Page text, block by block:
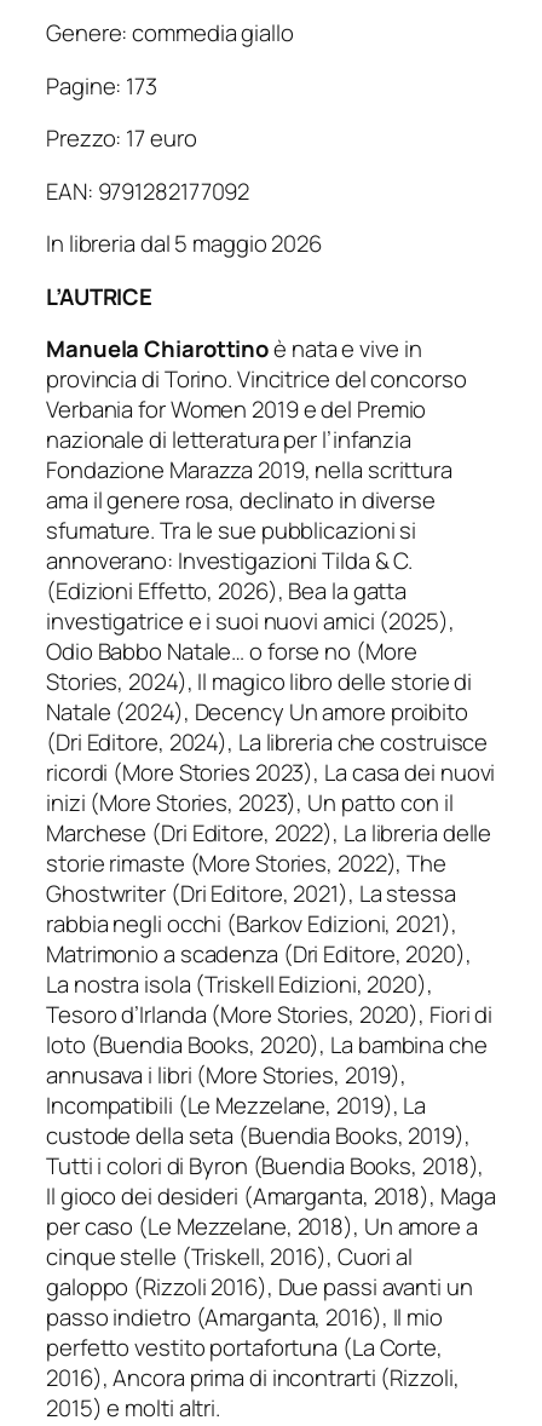
Genere: commedia giallo
Pagine: 173
Prezzo: 17 euro
EAN: 9791282177092
In libreria dal 5 maggio 2026
L’AUTRICE
Manuela Chiarottinoè nata e vive in
provincia di Torino. Vincitrice del concorso
Verbania for Women 2019 e del Premio
nazionale di letteratura per l’infanzia
Fondazione Marazza 2019, nella scrittura
ama il genere rosa, declinato in diverse
sfumature. Tra le sue pubblicazioni si
annoverano: Investigazioni Tilda & C.
(Edizioni Effetto, 2026), Bea la gatta
investigatrice e i suoi nuovi amici (2025),
Odio Babbo Natale… o forse no (More
Stories, 2024), Il magico libro delle storie di
Natale (2024), Decency Un amore proibito
(Dri Editore, 2024), La libreria che costruisce
ricordi (More Stories 2023), La casa dei nuovi
inizi (More Stories, 2023), Un patto con il
Marchese (Dri Editore, 2022), La libreria delle
storie rimaste (More Stories, 2022), The
Ghostwriter (Dri Editore, 2021), La stessa
rabbia negli occhi (Barkov Edizioni, 2021),
Matrimonio a scadenza (Dri Editore, 2020),
La nostra isola (Triskell Edizioni, 2020),
Tesoro d’Irlanda (More Stories, 2020), Fiori di
loto (Buendia Books, 2020), La bambina che
annusava i libri (More Stories, 2019),
Incompatibili (Le Mezzelane, 2019), La
custode della seta (Buendia Books, 2019),
Tutti i colori di Byron (Buendia Books, 2018),
Il gioco dei desideri (Amarganta, 2018), Maga
per caso (Le Mezzelane, 2018), Un amore a
cinque stelle (Triskell, 2016), Cuori al
galoppo (Rizzoli 2016), Due passi avanti un
passo indietro (Amarganta, 2016), Il mio
perfetto vestito portafortuna (La Corte,
2016), Ancora prima di incontrarti (Rizzoli,
2015) e molti altri.